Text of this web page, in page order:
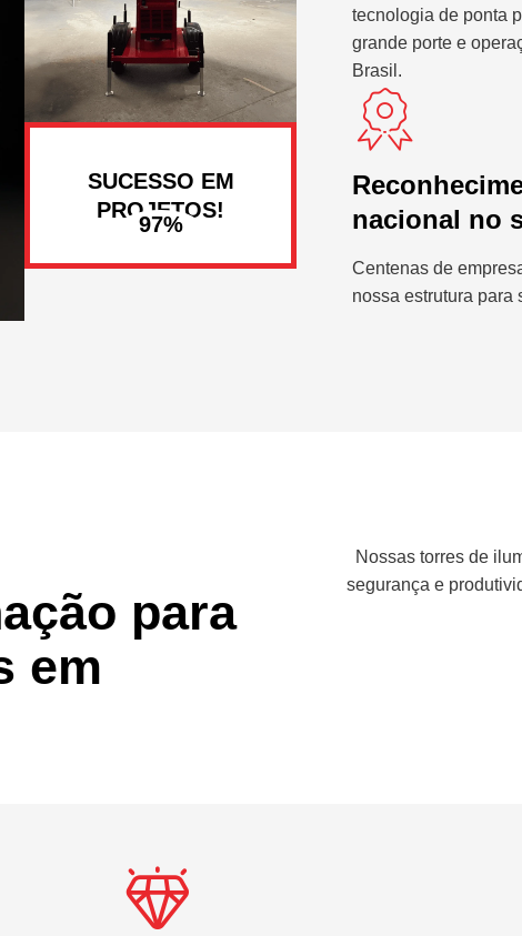
SUCESSO EM
PROJETOS!
tecnologia de ponta
grande porte e
Brasil.
nacional no
Centenas de
nossa estrutura para
para
em
Nossas torres de
segurança e